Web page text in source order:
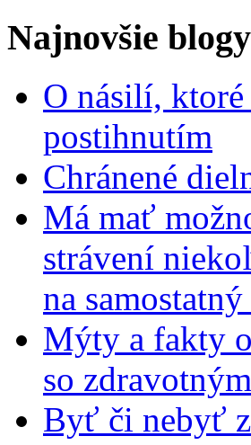
Najnovšie blogy
O násilí,
postihnutím
Chránené
Má mať
strávení
na
Mýty a fakty
so
Byť či nebyť